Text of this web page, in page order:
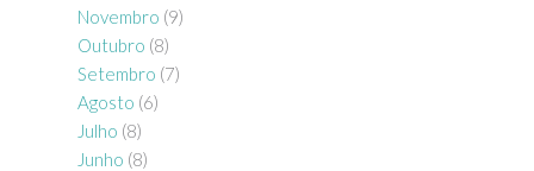
Novembro (9)
Outubro (8)
Setembro (7)
Agosto (6)
Julho (8)
Junho (8)